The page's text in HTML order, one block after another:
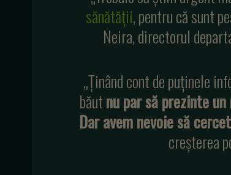
sănătății, pentru că sunt
Neira, directorul
„Ținând cont de puținele
băutnu par să prezinte
Dar avem nevoie să
creșterea